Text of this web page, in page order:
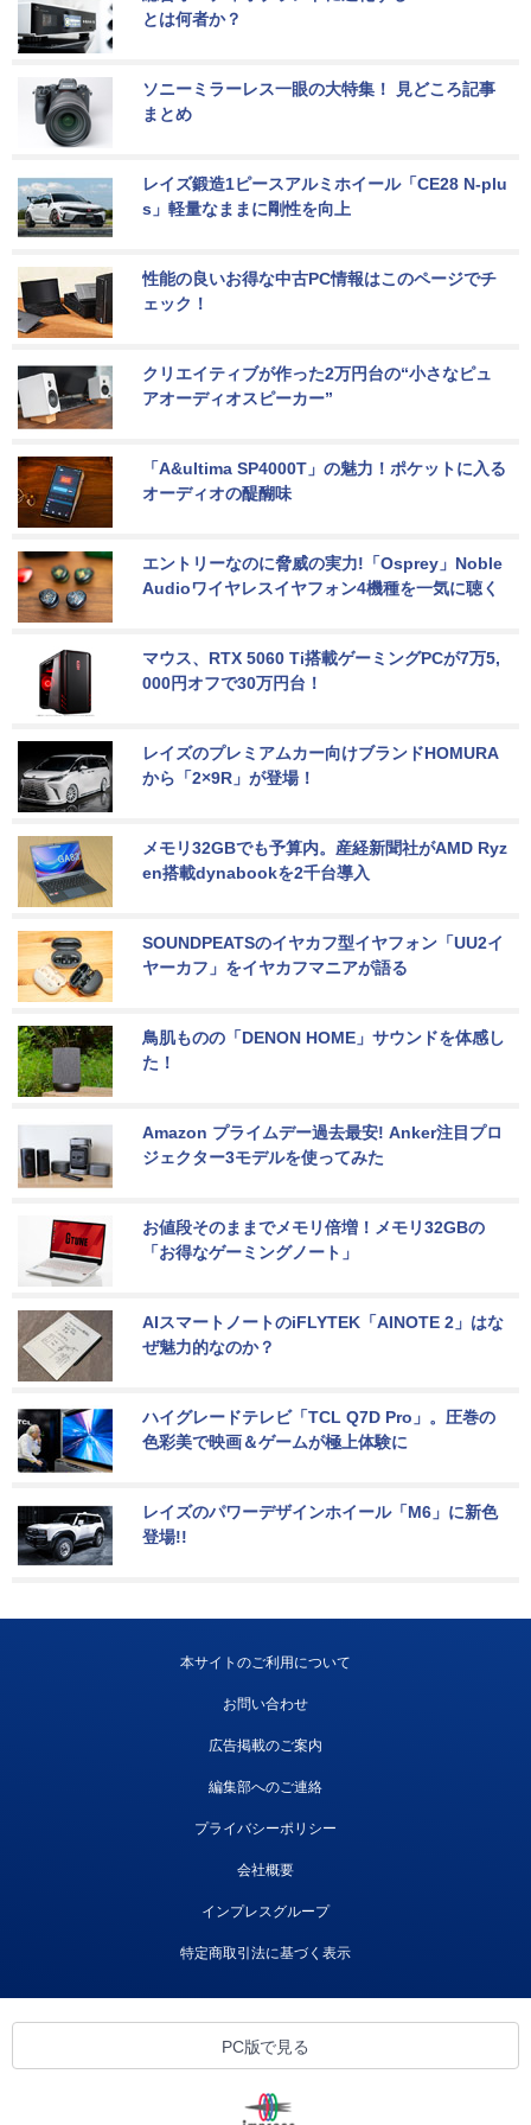
とは何者か？
ソニーミラーレス一眼の大特集！ 見どころ記事
まとめ
レイズ鍛造1ピースアルミホイール「CE28 N-plu
s」軽量なままに剛性を向上
性能の良いお得な中古PC情報はこのページでチ
ェック！
クリエイティブが作った2万円台の“小さなピュ
アオーディオスピーカー”
「A&ultima SP4000T」の魅力！ポケットに入る
オーディオの醍醐味
エントリーなのに脅威の実力!「Osprey」Noble
Audioワイヤレスイヤフォン4機種を一気に聴く
マウス、RTX 5060 Ti搭載ゲーミングPCが7万5,
000円オフで30万円台！
レイズのプレミアムカー向けブランドHOMURA
から「2×9R」が登場！
メモリ32GBでも予算内。産経新聞社がAMD Ryz
en搭載dynabookを2千台導入
SOUNDPEATSのイヤカフ型イヤフォン「UU2イ
ヤーカフ」をイヤカフマニアが語る
鳥肌ものの「DENON HOME」サウンドを体感し
た！
Amazon プライムデー過去最安! Anker注目プロ
ジェクター3モデルを使ってみた
お値段そのままでメモリ倍増！メモリ32GBの
「お得なゲーミングノート」
AIスマートノートのiFLYTEK「AINOTE 2」はな
ぜ魅力的なのか？
ハイグレードテレビ「TCL Q7D Pro」。圧巻の
色彩美で映画＆ゲームが極上体験に
レイズのパワーデザインホイール「M6」に新色
登場!!
本サイトのご利用について
お問い合わせ
広告掲載のご案内
編集部へのご連絡
プライバシーポリシー
会社概要
インプレスグループ
特定商取引法に基づく表示
PC版で見る